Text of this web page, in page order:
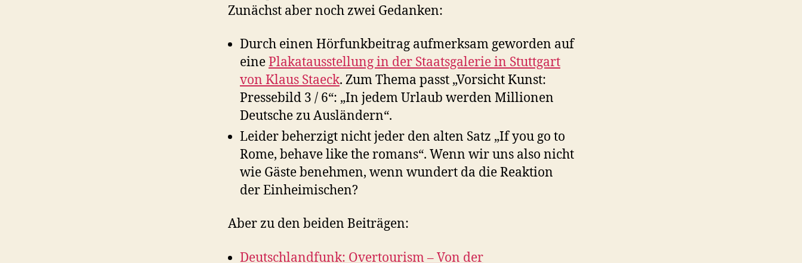
Zunächst aber noch zwei Gedanken:
Durch einen Hörfunkbeitrag aufmerksam geworden auf
einePlakatausstellung in der Staatsgalerie in Stuttgart
von Klaus Staeck. Zum Thema passt „Vorsicht Kunst:
Pressebild 3 / 6“: „In jedem Urlaub werden Millionen
Deutsche zu Ausländern“.
Leider beherzigt nicht jeder den alten Satz „If you go to
Rome, behave like the romans“. Wenn wir uns also nicht
wie Gäste benehmen, wenn wundert da die Reaktion
der Einheimischen?
Aber zu den beiden Beiträgen:
Deutschlandfunk: Overtourism – Von der